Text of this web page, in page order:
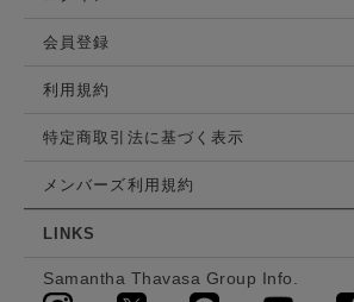
会員登録
利用規約
特定商取引法に基づく表示
メンバーズ利用規約
LINKS
Samantha Thavasa Group Info.